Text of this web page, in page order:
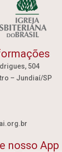
504
– Jundiaí/SP
nosso App